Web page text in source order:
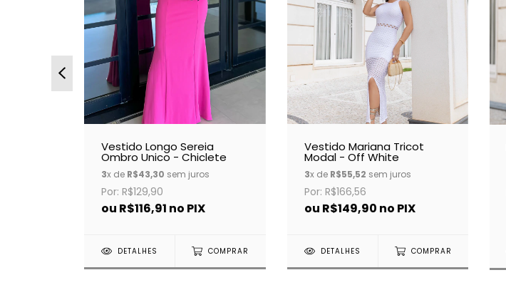
Vestido Longo Sereia
Ombro Unico - Chiclete
3x de R$43,30 sem juros
Por: R$129,90
ou R$116,91 no PIX
DETALHES COMPRAR
Vestido Mariana Tricot
Modal - Off White
3x de R$55,52 sem juros
Por: R$166,56
ou R$149,90 no PIX
DETALHES COMPRAR